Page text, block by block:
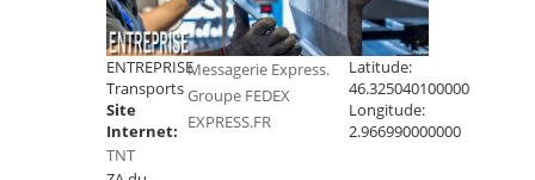
ENTREPRISE
Transports
Site
Internet:
TNT
Messagerie Express.
Groupe FEDEX
EXPRESS.FR
Latitude:
46.325040100000
Longitude:
2.966990000000